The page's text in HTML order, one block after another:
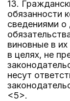
13.
обязанности
сведениями
виновные в
в целях, не
несут
<5>.